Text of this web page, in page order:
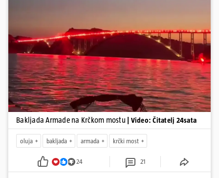
Pokretanje videa...
Bakljada Armade na Krčkom mostu | Video: Čitatelj 24sata
oluja bakljada armada krčki most
24 21